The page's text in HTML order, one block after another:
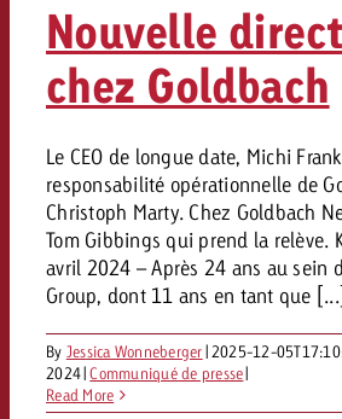
Nouvelle
chez Goldbach
Le CEO de longue date, Michi
responsabilité opérationnelle de
Christoph Marty. Chez Goldbach
Tom Gibbings qui prend la relève.
avril 2024 – Après 24 ans au sein
Group, dont 11 ans en tant que [...]
By Jessica Wonneberger| 2025-12-
2024|Communiqué de presse|
Read More